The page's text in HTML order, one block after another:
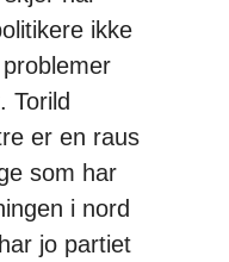
ikke
Torild
er en raus
som har
i nord
jo partiet